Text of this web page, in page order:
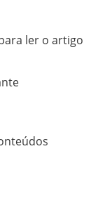
ler o artigo